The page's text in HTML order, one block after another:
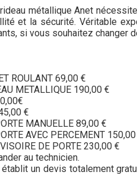
métallique Anet
et la sécurité. Véritable
si vous souhaitez changer
ROULANT 69,00 €
METALLIQUE 190,00 €
€
MANUELLE 89,00 €
AVEC PERCEMENT
DE PORTE 230,00 €
au technicien.
un devis totalement